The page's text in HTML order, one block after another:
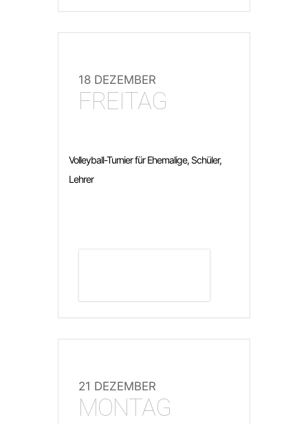
18 DEZEMBER
FREITAG
Volleyball-Turnier für Ehemalige, Schüler,
Lehrer
21 DEZEMBER
MONTAG